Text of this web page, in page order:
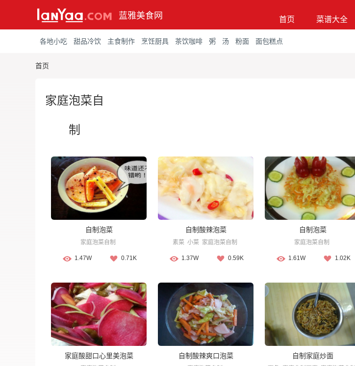
蓝雅美食网 首页 菜谱大全
各地小吃 甜品冷饮 主食制作 烹饪厨具 茶饮咖啡 粥 汤 粉面 面包糕点
首页
家庭泡菜自
制
自制泡菜
家庭泡菜自制
1.47W 0.71K
自制酸辣泡菜
素菜 小菜 家庭泡菜自制
1.37W 0.59K
自制泡菜
家庭泡菜自制
1.61W 1.02K
家庭酸甜口心里美泡菜 自制酸辣爽口泡菜 自制家庭炒面